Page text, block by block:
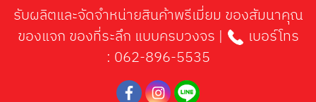
รับผลิตและจัดจำหน่ายสินค้าพรีเมี่ยม ของสัมนาคุณ
ของแจก ของที่ระลึก แบบครบวงจร |
เบอร์โทร
: 062-896-5535